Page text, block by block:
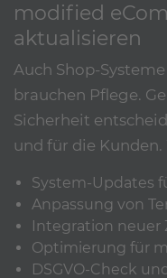
modified
aktualisieren
Auch Shop-
brauchen Pflege.
Sicherheit
und für die
System-Updates
Anpassung von
Integration neuer
Optimierung für
DSGVO-Check